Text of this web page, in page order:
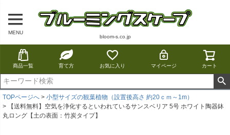
MENU
bloom-s.co.jp
商品一覧 育て方 お気に入り マイページ カート
TOPページへ
小型サイズの観葉植物（設置後高さ 約20ｃｍ～1m）
【送料無料】空気を浄化するといわれているサンスベリア 5号 ホワイト陶器鉢
丸ロング【土の表面：竹炭タイプ】